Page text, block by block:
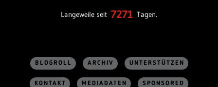
Langeweile seit 7271 Tagen.
BLOGROLL ARCHIV UNTERSTÜTZEN
KONTAKT MEDIADATEN SPONSORED